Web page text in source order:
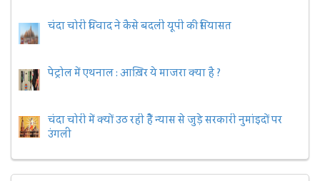
चंदा चोरी विवाद ने कैसे बदली यूपी की सियासत
पेट्रोल में एथनाल : आख़िर ये माजरा क्या है ?
चंदा चोरी में क्यों उठ रही हैैं न्यास से जुड़े सरकारी नुमांइदों पर
उंगली